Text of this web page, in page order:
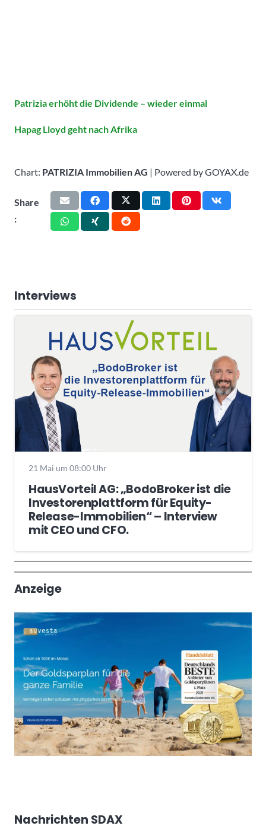
Patrizia erhöht die Dividende – wieder einmal
Hapag Lloyd geht nach Afrika
Chart: PATRIZIA Immobilien AG | Powered by GOYAX.de
Share
:
Interviews
21 Mai um 08:00 Uhr
HausVorteil AG: „BodoBroker ist die
Investorenplattform für Equity-
Release-Immobilien“ – Interview
mit CEO und CFO.
Wochenrückblick
Trendthemen
Anzeige
Nachrichten SDAX